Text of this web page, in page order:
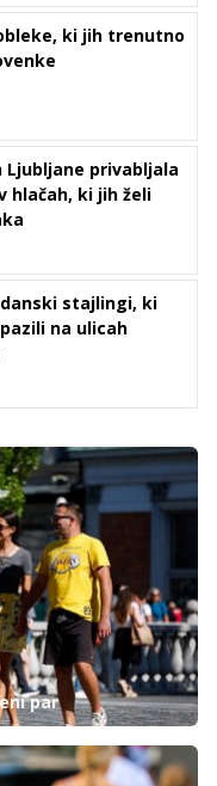
ki jih trenutno
Ljubljane privabljala
hlačah, ki jih želi
stajlingi, ki
na ulicah
par